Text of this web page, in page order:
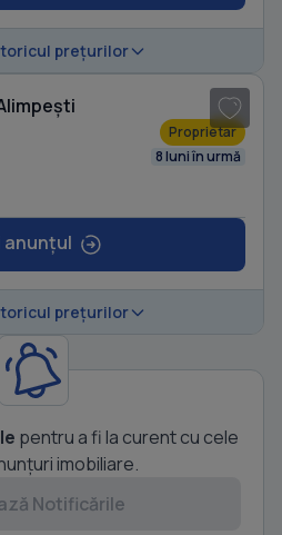
prețurilor
Proprietar
8 luni în urmă
anunțul
prețurilor
pentru a fi la curent cu cele
imobiliare.
Notificările